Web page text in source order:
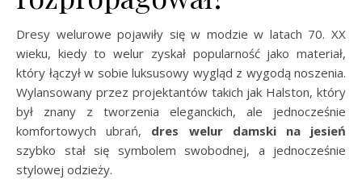
Dresy welurowe pojawiły się w modzie w latach 70. XX
wieku, kiedy to welur zyskał popularność jako materiał,
który łączył w sobie luksusowy wygląd z wygodą noszenia.
Wylansowany przez projektantów takich jak Halston, który
był znany z tworzenia eleganckich, ale jednocześnie
komfortowych ubrań, dres welur damski na jesień
szybko stał się symbolem swobodnej, a jednocześnie
stylowej odzieży.